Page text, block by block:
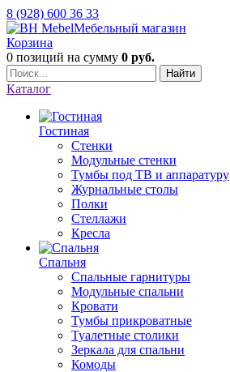
8 (928) 600 36 33
Мебельный магазин
Корзина
0 позиций на сумму 0 руб.
Найти
Каталог
Гостиная
Стенки
Модульные стенки
Тумбы под ТВ и аппаратуру
Журнальные столы
Полки
Стеллажи
Кресла
Спальня
Спальные гарнитуры
Модульные спальни
Кровати
Тумбы прикроватные
Туалетные столики
Зеркала для спальни
Комоды